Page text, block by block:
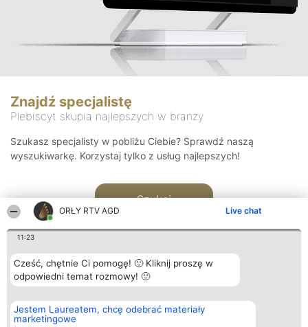
ORŁY RTV AGD Live chat
11:23
Cześć, chętnie Ci pomogę! 🙂 Kliknij proszę w
odpowiedni temat rozmowy! 🙂
Jestem Laureatem, chcę odebrać materiały
marketingowe
Znajdź specjalistę
Plebiscyt skupia najlepszych w branży
Szukasz specjalisty w pobliżu Ciebie? Sprawdź naszą
wyszukiwarkę. Korzystaj tylko z usług najlepszych!
Szukaj
Organizator plebiscytu
Bright Side Solutions sp. z o.
o. sp. k.
Plebiscyt
Laureaci
Kontakt
Kontakt